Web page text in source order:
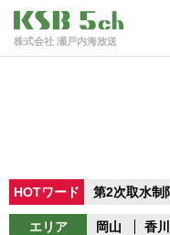
株式会社 瀬戸内海放送
HOTワード 第2次取水制
エリア 岡山 香川